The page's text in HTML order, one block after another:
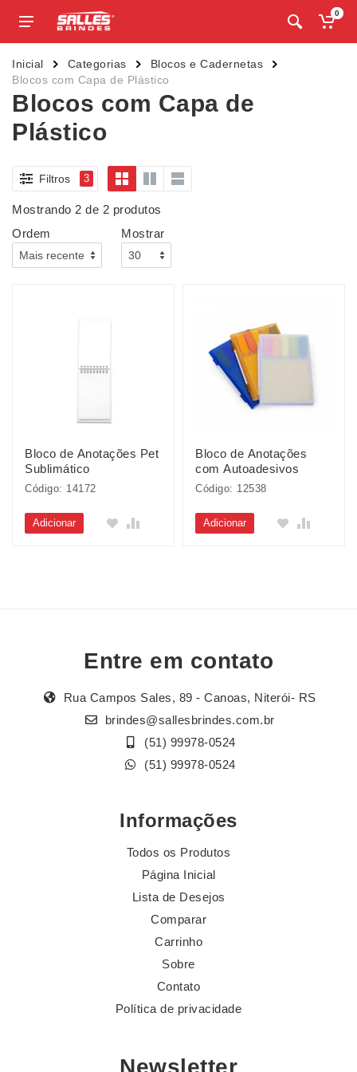
0
Inicial Categorias
Blocos e Cadernetas
Blocos com Capa de Plástico
Blocos com Capa de
Plástico
Filtros 3
Mostrando 2 de 2 produtos
Ordem
Mostrar
Bloco de Anotações Pet
Sublimático
Código: 14172
Adicionar
Bloco de Anotações
com Autoadesivos
Código: 12538
Adicionar
Entre em contato
Rua Campos Sales, 89 - Canoas, Niterói- RS
brindes@sallesbrindes.com.br
(51) 99978-0524
(51) 99978-0524
Informações
Todos os Produtos
Página Inicial
Lista de Desejos
Comparar
Carrinho
Sobre
Contato
Política de privacidade
Newsletter